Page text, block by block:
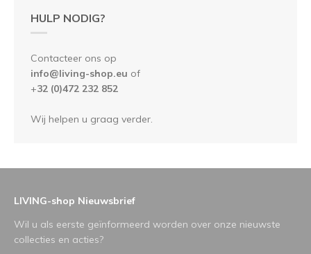
HULP NODIG?
Contacteer ons op
info@living-shop.eu of
+32 (0)472 232 852
Wij helpen u graag verder.
LIVING-shop Nieuwsbrief
Wil u als eerste geïnformeerd worden over onze nieuwste
collecties en acties?